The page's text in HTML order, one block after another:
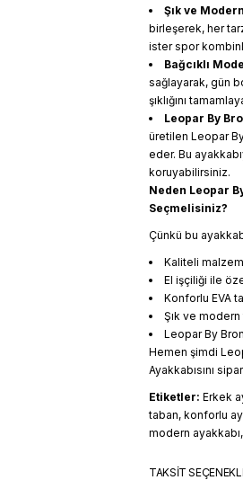
Şık ve
birleşerek, her
ister spor
Bağcıklı
sağlayarak, gün
şıklığını
Leopar By
üretilen Leopar
eder. Bu
koruyabilirsiniz.
Neden Leopar
Seçmelisiniz?
Çünkü bu
Kaliteli
El işçiliği ile
Konforlu EVA
Şık ve modern
Leopar By
Hemen şimdi
Ayakkabısını
Etiketler: Erkek
taban, konforlu
modern ayakkabı,
TAKSİT